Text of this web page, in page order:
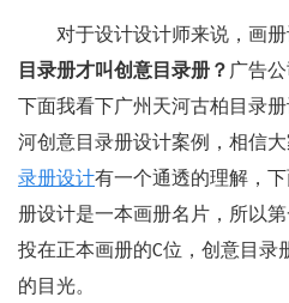
对于设计设计师来说，画册
目录册才叫创意目录册？ 广告
下面我看下广州天河古柏目录
河创意目录册设计案例，相信
录册设计有一个通透的理解，
册设计是一本画册名片，所以
投在正本画册的C位，创意目录
的目光。